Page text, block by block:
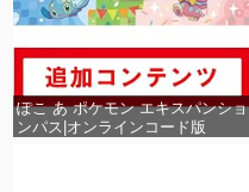
ぽこ あ ポケモン エキスパンショ
ンパス|オンラインコード版